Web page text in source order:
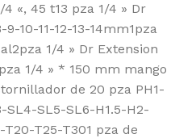
«, 45 t13 pza 1/4 » Dr
10-11-12-13-14mm1pza
1/4 » Dr Extension
1/4 » * 150 mm mango
de 20 pza PH1-
SL4-SL5-SL6-H1.5-H2-
T25-T301 pza de